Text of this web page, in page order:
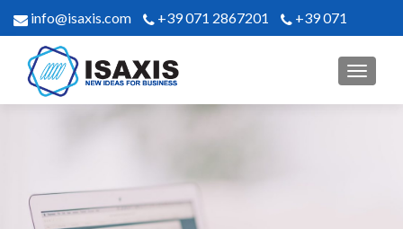
info@isaxis.com +39 071 2867201 +39 071
2867302